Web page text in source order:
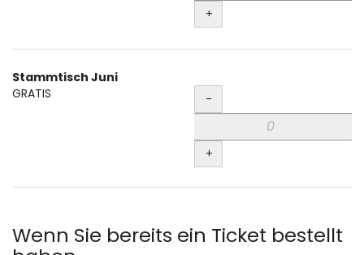
+
Stammtisch Juni
GRATIS
Menge
-
+
Wenn Sie bereits ein Ticket bestellt